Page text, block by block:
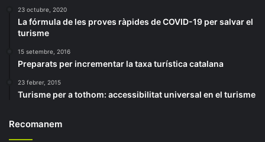
23 octubre, 2020
La fórmula de les proves ràpides de COVID-19 per salvar el
turisme
15 setembre, 2016
Preparats per incrementar la taxa turística catalana
23 febrer, 2015
Turisme per a tothom: accessibilitat universal en el turisme
Recomanem